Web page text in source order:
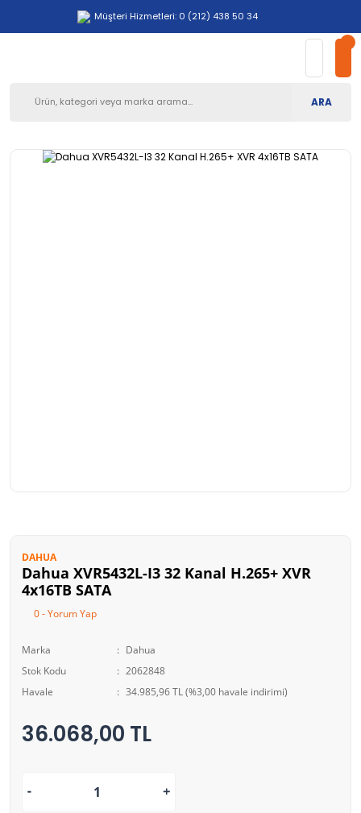
Müşteri Hizmetleri: 0 (212) 438 50 34
ARA
DAHUA
Dahua XVR5432L-I3 32 Kanal H.265+ XVR
4x16TB SATA
0 - Yorum Yap
Marka
Dahua
Stok Kodu
2062848
Havale
34.985,96 TL (%3,00 havale indirimi)
36.068,00 TL